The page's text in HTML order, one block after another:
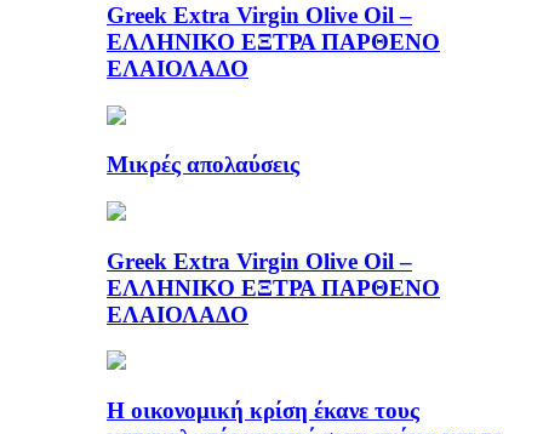
Greek Extra Virgin Olive Oil –
ΕΛΛΗΝΙΚΟ ΕΞΤΡΑ ΠΑΡΘΕΝΟ
ΕΛΑΙΟΛΑΔΟ
Μικρές απολαύσεις
Greek Extra Virgin Olive Oil –
ΕΛΛΗΝΙΚΟ ΕΞΤΡΑ ΠΑΡΘΕΝΟ
ΕΛΑΙΟΛΑΔΟ
Η οικονομική κρίση έκανε τους